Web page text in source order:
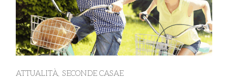
ATTUALITÀ SECONDE CASAE